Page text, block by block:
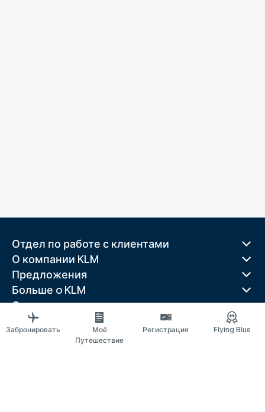
Отдел по работе с клиентами
О компании KLM
Предложения
Больше o KLM
Скачать приложение
Связанные веб-сайты
Путеводители
Забронировать
Моё
Путешествие
Регистрация Flying Blue